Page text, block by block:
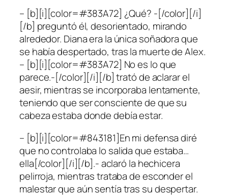
– [b][i][color=#383A72] ¿Qué? -[/color][/i]
[/b] preguntó él, desorientado, mirando
alrededor. Diana era la única soñadora que
se había despertado, tras la muerte de Alex.
– [b][i][color=#383A72] No es lo que
parece.-[/color][/i][/b] trató de aclarar el
aesir, mientras se incorporaba lentamente,
teniendo que ser consciente de que su
cabeza estaba donde debía estar.
– [b][i][color=#843181]En mi defensa diré
que no controlaba lo salida que estaba…
ella[/color][/i][/b].- aclaró la hechicera
pelirroja, mientras trataba de esconder el
malestar que aún sentía tras su despertar.